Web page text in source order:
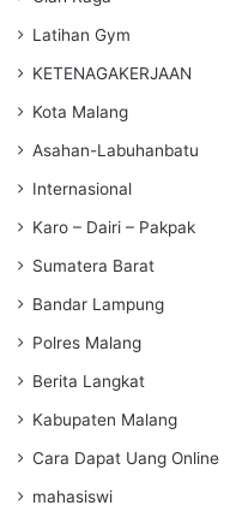
Latihan Gym
KETENAGAKERJAAN
Kota Malang
Asahan-Labuhanbatu
Internasional
Karo – Dairi – Pakpak
Sumatera Barat
Bandar Lampung
Polres Malang
Berita Langkat
Kabupaten Malang
Cara Dapat Uang Online
mahasiswi